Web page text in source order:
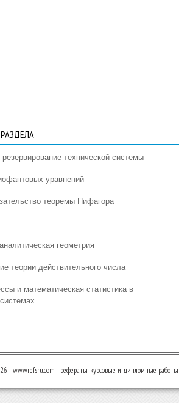
технической системы
уравнений
теоремы Пифагора
геометрия
теории действительного числа
и математическая статистика в
- www.refsru.com - рефераты, курсовые и дипломные работы